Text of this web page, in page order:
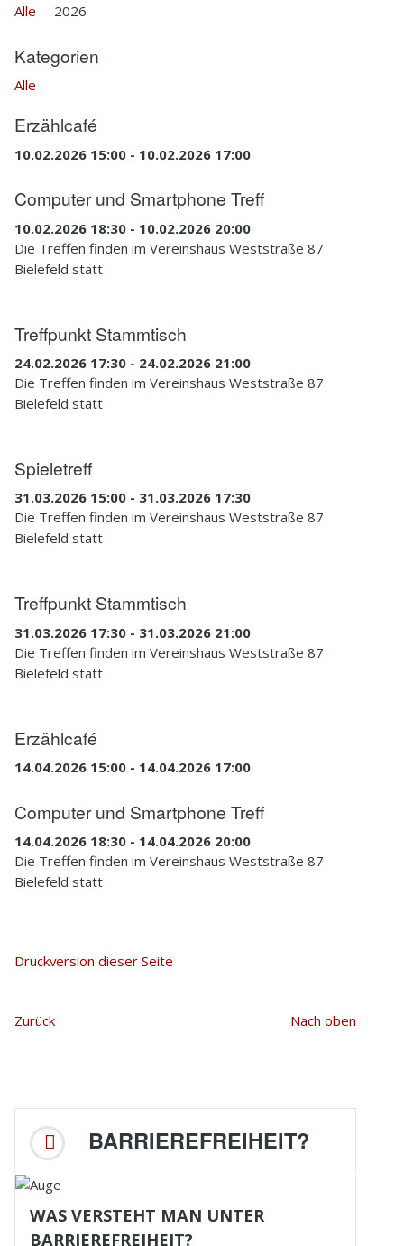
Alle 2026
Kategorien
Alle
Erzählcafé
10.02.2026 15:00 - 10.02.2026 17:00
Computer und Smartphone Treff
10.02.2026 18:30 - 10.02.2026 20:00
Die Treffen finden im Vereinshaus Weststraße 87
Bielefeld statt
Treffpunkt Stammtisch
24.02.2026 17:30 - 24.02.2026 21:00
Die Treffen finden im Vereinshaus Weststraße 87
Bielefeld statt
Spieletreff
31.03.2026 15:00 - 31.03.2026 17:30
Die Treffen finden im Vereinshaus Weststraße 87
Bielefeld statt
Treffpunkt Stammtisch
31.03.2026 17:30 - 31.03.2026 21:00
Die Treffen finden im Vereinshaus Weststraße 87
Bielefeld statt
Erzählcafé
14.04.2026 15:00 - 14.04.2026 17:00
Computer und Smartphone Treff
14.04.2026 18:30 - 14.04.2026 20:00
Die Treffen finden im Vereinshaus Weststraße 87
Bielefeld statt
Druckversion dieser Seite
Zurück Nach oben
BARRIEREFREIHEIT?
WAS VERSTEHT MAN UNTER
BARRIEREFREIHEIT?